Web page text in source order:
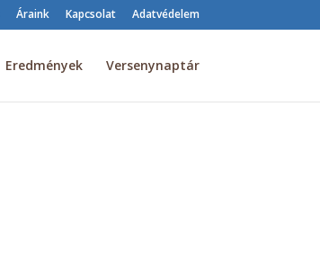
Áraink Kapcsolat Adatvédelem
Eredmények Versenynaptár